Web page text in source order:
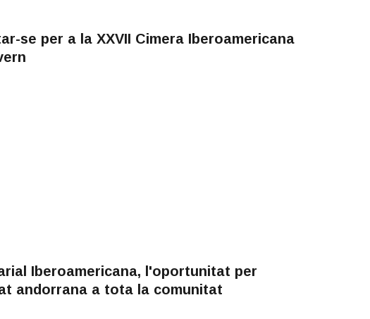
se per a la XXVII Cimera Iberoamericana
Iberoamericana, l'oportunitat per
andorrana a tota la comunitat